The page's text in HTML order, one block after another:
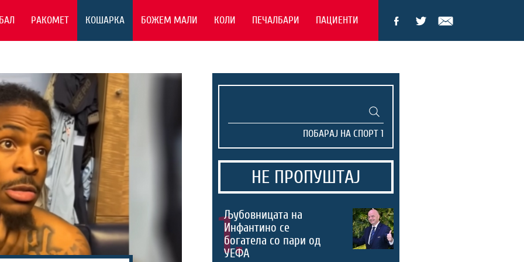
РАКОМЕТ КОШАРКА БОЖЕМ МАЛИ КОЛИ ПЕЧАЛБАРИ ПАЦИЕНТИ
НЕ ПРОПУШТАЈ
1.
Љубовницата на
Инфантино се
богатела со пари од
УЕФА